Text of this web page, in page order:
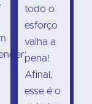
todo o
esforço
valha a
pena!
Afinal,
esse é o